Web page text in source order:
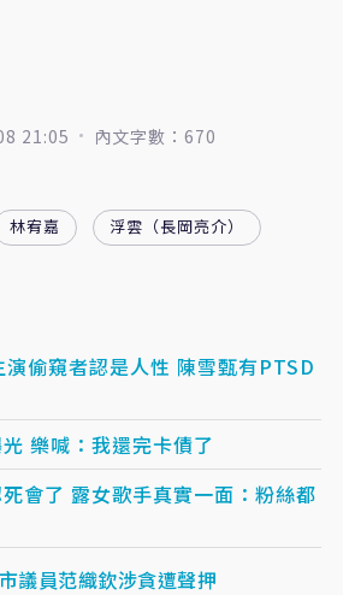
21:05 內文字數：670
林宥嘉 浮雲（長岡亮介）
演偷窺者認是人性 陳雪甄有PTSD
樂喊：我還完卡債了
會了 露女歌手真實一面：粉絲都
議員范織欽涉貪遭聲押